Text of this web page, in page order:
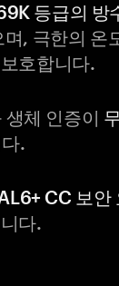
등급의 방
, 극한의 온
호합니다.
체 인증이
.
CC 보안
다.